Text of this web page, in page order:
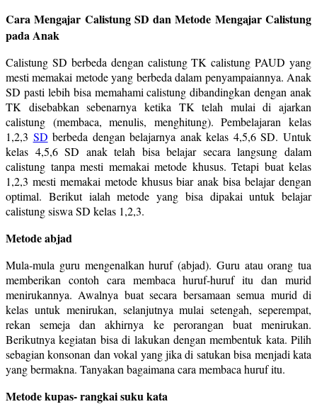
Cara Mengajar Calistung SD dan Metode Mengajar Calistung
pada Anak
Calistung SD berbeda dengan calistung TK calistung PAUD yang
mesti memakai metode yang berbeda dalam penyampaiannya. Anak
SD pasti lebih bisa memahami calistung dibandingkan dengan anak
TK disebabkan sebenarnya ketika TK telah mulai di ajarkan
calistung (membaca, menulis, menghitung). Pembelajaran kelas
1,2,3 SD berbeda dengan belajarnya anak kelas 4,5,6 SD. Untuk
kelas 4,5,6 SD anak telah bisa belajar secara langsung dalam
calistung tanpa mesti memakai metode khusus. Tetapi buat kelas
1,2,3 mesti memakai metode khusus biar anak bisa belajar dengan
optimal. Berikut ialah metode yang bisa dipakai untuk belajar
calistung siswa SD kelas 1,2,3.
Metode abjad
Mula-mula guru mengenalkan huruf (abjad). Guru atau orang tua
memberikan contoh cara membaca huruf-huruf itu dan murid
menirukannya. Awalnya buat secara bersamaan semua murid di
kelas untuk menirukan, selanjutnya mulai setengah, seperempat,
rekan semeja dan akhirnya ke perorangan buat menirukan.
Berikutnya kegiatan bisa di lakukan dengan membentuk kata. Pilih
sebagian konsonan dan vokal yang jika di satukan bisa menjadi kata
yang bermakna. Tanyakan bagaimana cara membaca huruf itu.
Metode kupas- rangkai suku kata